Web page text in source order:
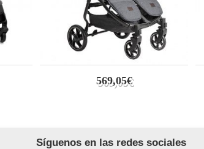
569,05€
Síguenos en las redes sociales